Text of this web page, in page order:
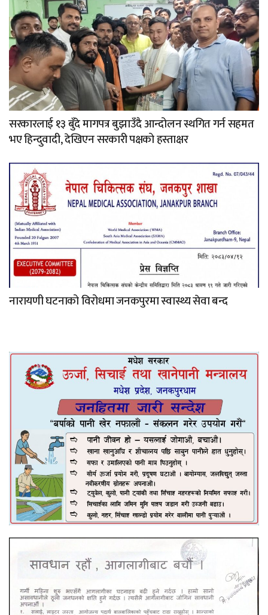
सरकारलाई १३ बुँदे मागपत्र बुझाउँदै आन्दोलन स्थगित गर्न सहमत
भए हिन्दुवादी, देखिएन सरकारी पक्षको हस्ताक्षर
नारायणी घटनाको विरोधमा जनकपुरमा स्वास्थ्य सेवा बन्द